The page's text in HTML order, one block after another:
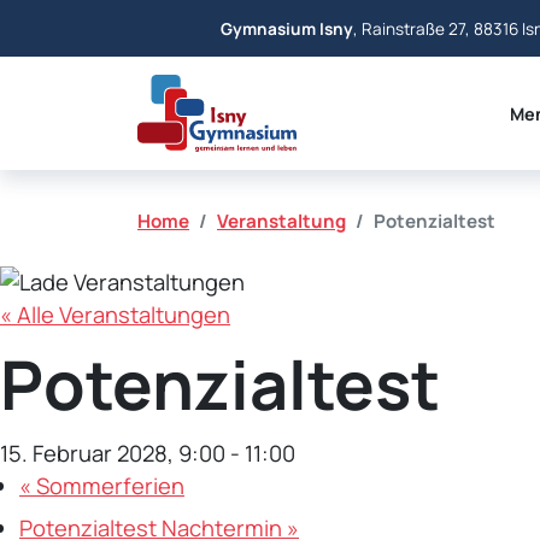
Gymnasium Isny, Rainstraße 27, 88316
Home Veranstaltung Potenzialtest
« Alle Veranstaltungen
Potenzialtest
15. Februar 2028, 9:00 - 11:00
«Sommerferien
Potenzialtest Nachtermin »